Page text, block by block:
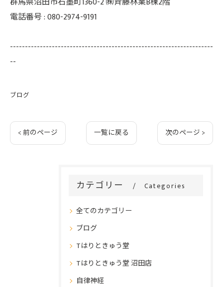
電話番号 : 080-2974-9191
--------------------------------------------------------------------
--
ブログ
< 前のページ 一覧に戻る 次のページ >
カテゴリー Categories
全てのカテゴリー
ブログ
Tはりときゅう堂
Tはりときゅう堂 沼田店
自律神経